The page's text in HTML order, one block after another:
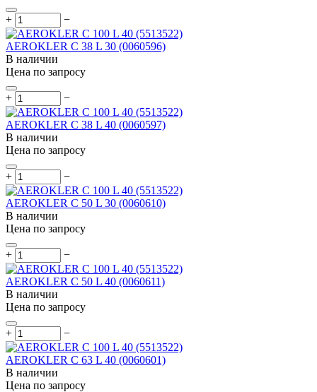
+ −
AEROKLER C 38 L 30 (0060596)
В наличии
Цена по запросу
+ −
AEROKLER C 38 L 40 (0060597)
В наличии
Цена по запросу
+ −
AEROKLER C 50 L 30 (0060610)
В наличии
Цена по запросу
+ −
AEROKLER C 50 L 40 (0060611)
В наличии
Цена по запросу
+ −
AEROKLER C 63 L 40 (0060601)
В наличии
Цена по запросу